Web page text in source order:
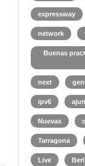
expressway
network
Buenas
next
ipv6
Nuevas
Tarragona
Live